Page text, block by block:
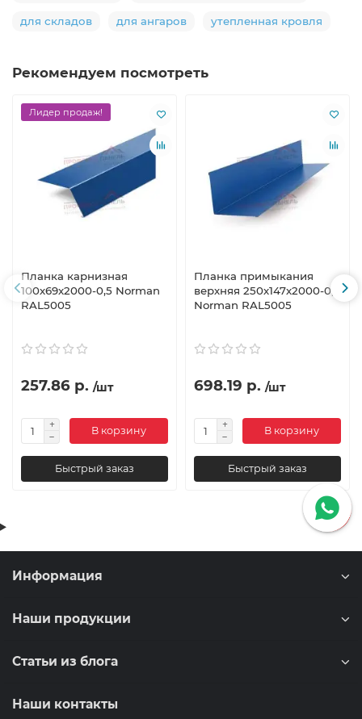
для складов для ангаров утепленная кровля
Рекомендуем посмотреть
Лидер продаж!
Планка карнизная
100х69х2000-0,5 Norman
RAL5005
257.86 р. /шт
В корзину
Быстрый заказ
Планка примыкания
верхняя 250х147х2000-0,5
Norman RAL5005
698.19 р. /шт
В корзину
Быстрый заказ
Информация
Наши продукции
Статьи из блога
Наши контакты